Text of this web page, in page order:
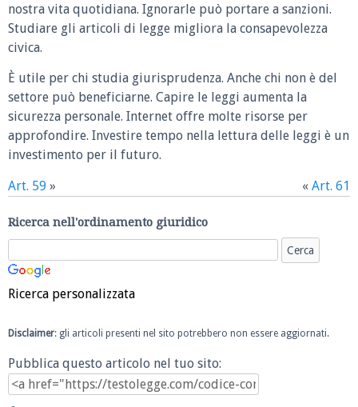
nostra vita quotidiana. Ignorarle può portare a sanzioni.
Studiare gli articoli di legge migliora la consapevolezza
civica.
È utile per chi studia giurisprudenza. Anche chi non è del
settore può beneficiarne. Capire le leggi aumenta la
sicurezza personale. Internet offre molte risorse per
approfondire. Investire tempo nella lettura delle leggi è un
investimento per il futuro.
Art. 59 » « Art. 61
Ricerca nell'ordinamento giuridico
Ricerca personalizzata
Disclaimer: gli articoli presenti nel sito potrebbero non essere aggiornati.
Pubblica questo articolo nel tuo sito: